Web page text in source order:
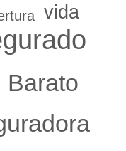
Barato
vida